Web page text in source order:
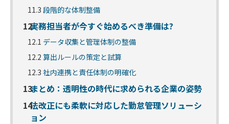
11.3 段階的な体制整備
12実務担当者が今すぐ始めるべき準備は?
12.1 データ収集と管理体制の整備
12.2 算出ルールの策定と試算
12.3 社内連携と責任体制の明確化
13まとめ：透明性の時代に求められる企業の姿勢
14法改正にも柔軟に対応した勤怠管理ソリューシ
ョン